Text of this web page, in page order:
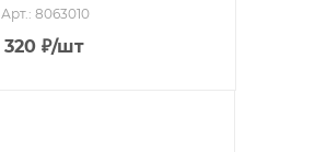
Арт.: 8063010
320₽/шт